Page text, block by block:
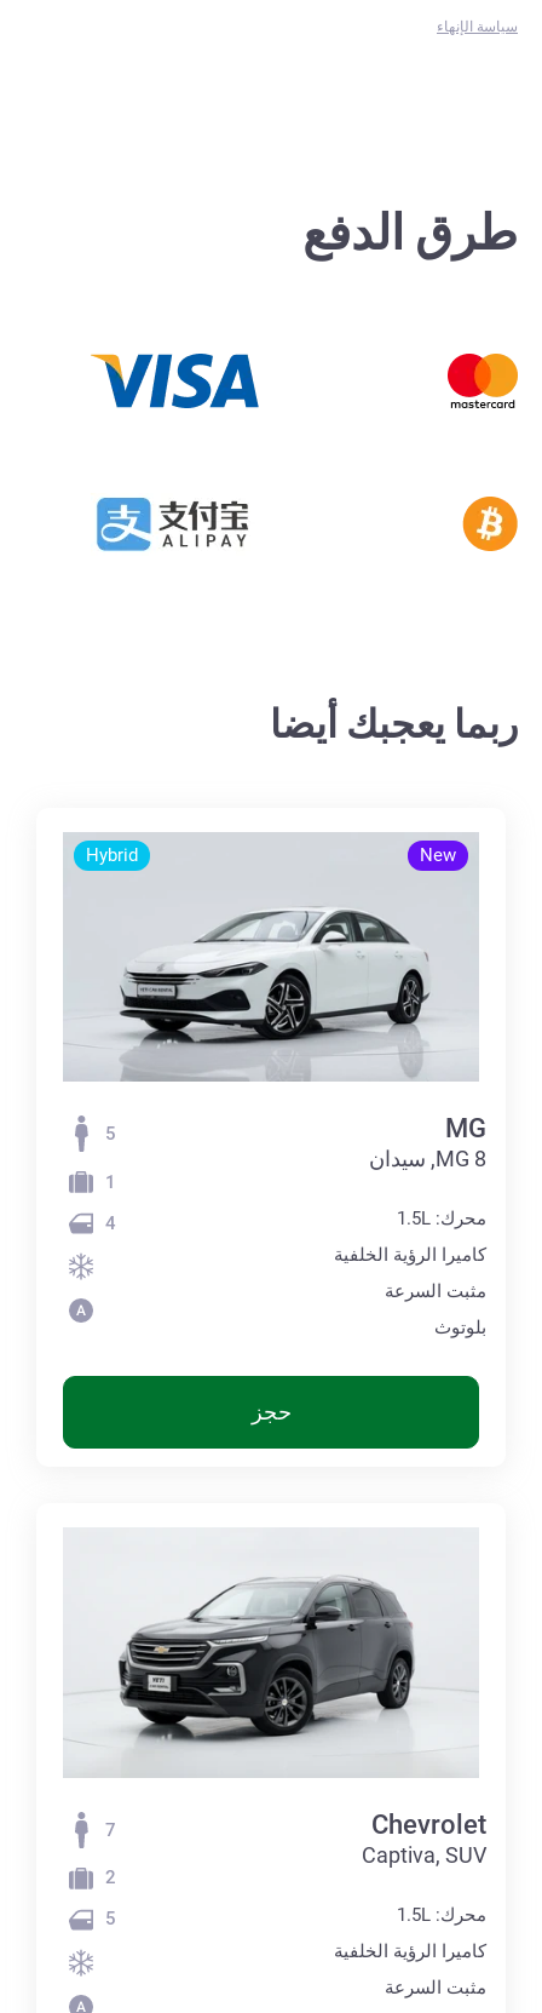
سياسة الإنهاء
طرق الدفع
ربما يعجبك أيضا
New
Hybrid
MG
MG 8, سيدان
محرك: 1.5L
كاميرا الرؤية الخلفية
مثبت السرعة
بلوتوث
5
1
4
حجز
Chevrolet
Captiva, SUV
محرك: 1.5L
كاميرا الرؤية الخلفية
مثبت السرعة
7
2
5